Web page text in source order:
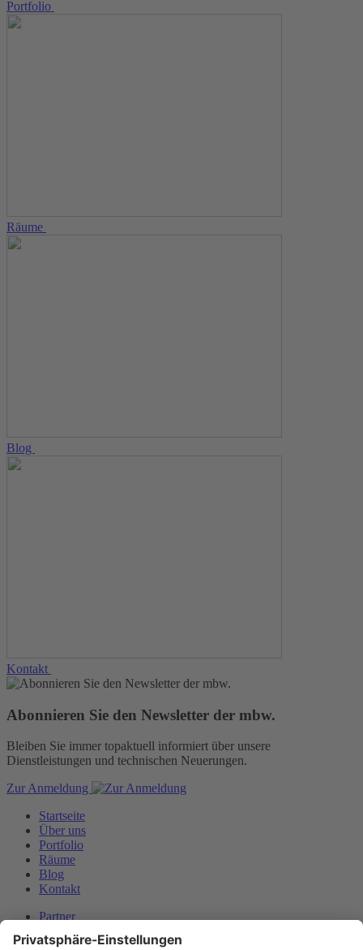
Portfolio
Räume
Blog
Kontakt
Abonnieren Sie den Newsletter der mbw.
Bleiben Sie immer topaktuell informiert über unsere
Dienstleistungen und technischen Neuerungen.
Zur Anmeldung
Startseite
Über uns
Portfolio
Räume
Blog
Kontakt
Partner
Datenschutz